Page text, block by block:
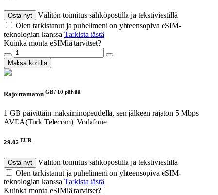
Osta nyt
Välitön toimitus sähköpostilla ja tekstiviestillä
Olen tarkistanut ja puhelimeni on yhteensopiva eSIM-
teknologian kanssa Tarkista tästä
Kuinka monta eSIMiä tarvitset?
Maksa kortilla
Rajoittamaton GB / 10 päivää
1 GB päivittäin maksiminopeudella, sen jälkeen rajaton 5 Mbps
AVEA(Turk Telecom), Vodafone
29.02 EUR
Osta nyt
Välitön toimitus sähköpostilla ja tekstiviestillä
Olen tarkistanut ja puhelimeni on yhteensopiva eSIM-
teknologian kanssa Tarkista tästä
Kuinka monta eSIMiä tarvitset?